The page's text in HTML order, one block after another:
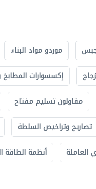
موردو مواد البناء
إكسسوارات المطابخ
مقاولون تسليم مفتاح
تصاريح وتراخيص السلطة
العاملة أنظمة الطاقة